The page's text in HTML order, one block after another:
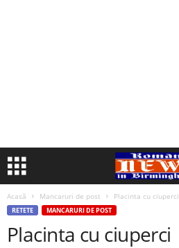
Acasă Mancaruri de post Placinta cu ciuperci
RETETE MANCARURI DE POST
Placinta cu ciuperci